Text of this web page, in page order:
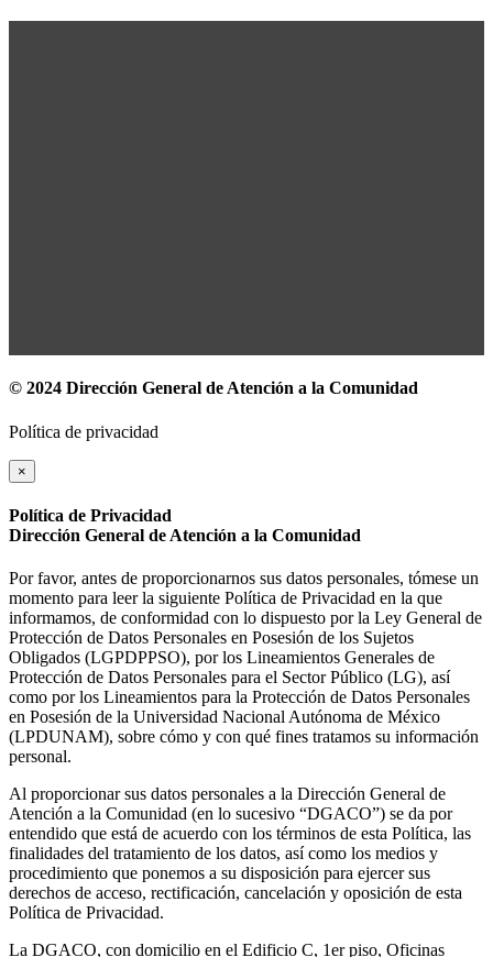
© 2024 Dirección General de Atención a la Comunidad
Política de privacidad
×
Política de Privacidad
Dirección General de Atención a la Comunidad
Por favor, antes de proporcionarnos sus datos personales, tómese un
momento para leer la siguiente Política de Privacidad en la que
informamos, de conformidad con lo dispuesto por la Ley General de
Protección de Datos Personales en Posesión de los Sujetos
Obligados (LGPDPPSO), por los Lineamientos Generales de
Protección de Datos Personales para el Sector Público (LG), así
como por los Lineamientos para la Protección de Datos Personales
en Posesión de la Universidad Nacional Autónoma de México
(LPDUNAM), sobre cómo y con qué fines tratamos su información
personal.
Al proporcionar sus datos personales a la Dirección General de
Atención a la Comunidad (en lo sucesivo “DGACO”) se da por
entendido que está de acuerdo con los términos de esta Política, las
finalidades del tratamiento de los datos, así como los medios y
procedimiento que ponemos a su disposición para ejercer sus
derechos de acceso, rectificación, cancelación y oposición de esta
Política de Privacidad.
La DGACO, con domicilio en el Edificio C, 1er piso, Oficinas